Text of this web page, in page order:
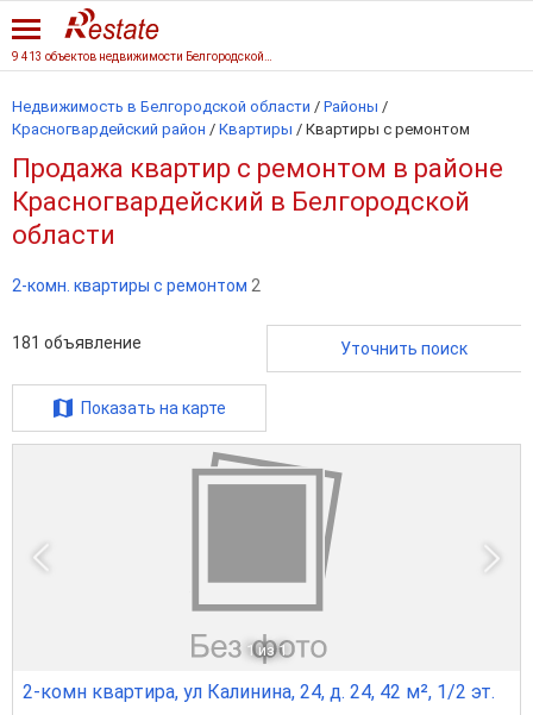
Недвижимость в Белгородской области / Районы /
Красногвардейский район / Квартиры / Квартиры с ремонтом
Продажа квартир с ремонтом в районе
Красногвардейский в Белгородской
области
2-комн. квартиры с ремонтом 2
181 объявление Уточнить поиск
Показать на карте
1 из 1
2-комн квартира, ул Калинина, 24, д. 24, 42 м², 1/2 эт.